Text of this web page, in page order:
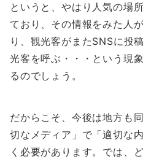
というと、やはり人気の場
ており、その情報をみた人
り、観光客がまたSNSに投
光客を呼ぶ・・・という現
るのでしょう。
だからこそ、今後は地方も
切なメディア」で「適切な
く必要があります。では、